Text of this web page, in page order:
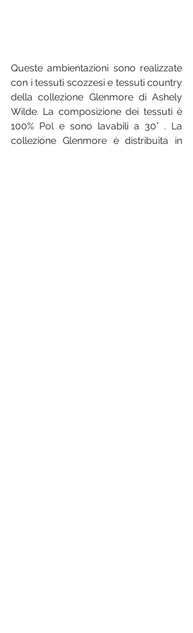
Queste ambientazioni sono realizzate
con i tessuti scozzesi e tessuti country
della collezione Glenmore di Ashely
Wilde. La composizione dei tessuti è
100% Pol e sono lavabili a 30° . La
collezione Glenmore è distribuita in